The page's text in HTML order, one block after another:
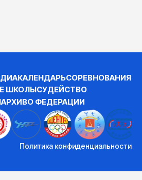
КАЛЕНДАРЬСОРЕВНОВАНИЯ
ШКОЛЫСУДЕЙСТВО
АРХИВО ФЕДЕРАЦИИ
Политика конфиденциальности